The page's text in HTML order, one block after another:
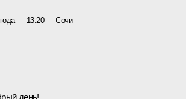
13:20 Сочи
день!